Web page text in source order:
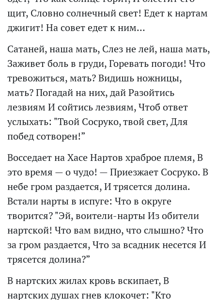
щит, Словно солнечный свет! Едет к нартам
джигит! На совет едет к ним…
Сатаней, наша мать, Слез не лей, наша мать,
Заживет боль в груди, Горевать погоди! Что
тревожиться, мать? Видишь ножницы,
мать? Погадай на них, дай Разойтись
лезвиям И сойтись лезвиям, Чтоб ответ
услыхать: "Твой Сосруко, твой свет, Для
побед сотворен!”
Восседает на Хасе Нартов храброе племя, В
это время — о чудо! — Приезжает Сосруко. В
небе гром раздается, И трясется долина.
Встали нарты в испуге: Что в округе
творится? "Эй, воители-нарты Из обители
нартской! Что вам видно, что слышно? Что
за гром раздается, Что за всадник несется И
трясется долина?”
В нартских жилах кровь вскипает, В
нартских душах гнев клокочет: "Кто